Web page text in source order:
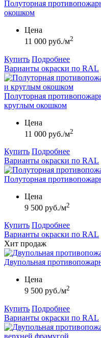
Полуторная
окошком
Цена
11 000 руб./м2
Купить Подробнее
Варианты окраски по RAL
Полуторная
круглым окошком
Цена
11 000 руб./м2
Купить Подробнее
Варианты окраски по RAL
Полуторная
Цена
9 500 руб./м2
Купить Подробнее
Варианты окраски по RAL
Хит продаж
Двупольная
Цена
9 500 руб./м2
Купить Подробнее
Варианты окраски по RAL